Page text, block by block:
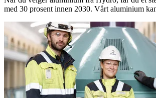
med 30 prosent innen 2030. Vårt aluminium